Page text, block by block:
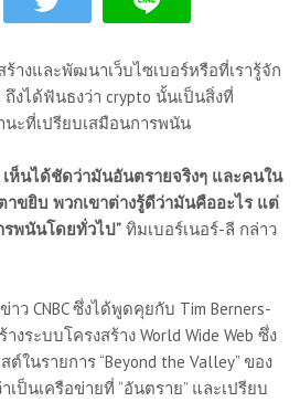
ร้างและพัฒนาเว็บไซเบอร์หรือที่เรารู้จัก
ถึงได้ฟันธงว่า crypto นั้นเป็นสิ่งที่
ะที่เปรียบเสมือนการพนัน
เห็นได้ชัดว่ามันอันตรายจริงๆ และคนใน
ขยิบ พวกเขาต่างรู้ดีว่ามันคืออะไร แต่
รพนันโดยทั่วไป” ทิมเบอร์เนอร์-ลี กล่าว
ว CNBC ซึ่งได้พูดคุยกับ Tim Berners-
ระบบโครงสร้าง World Wide Web ซึ่ง
ในรายการ “Beyond the Valley” ของ
เป็นเครือข่ายที่ “อันตราย” และเปรียบ